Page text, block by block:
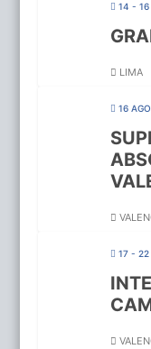
14 - 16
LIMA
16
17 - 22